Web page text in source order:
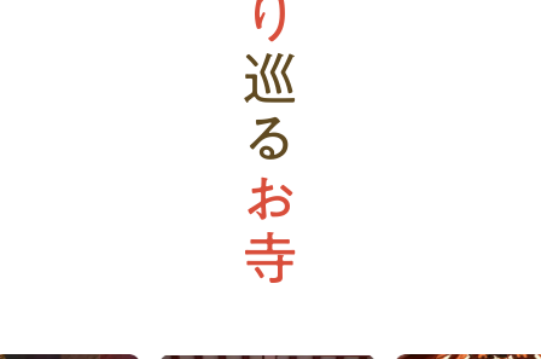
巡る
お寺